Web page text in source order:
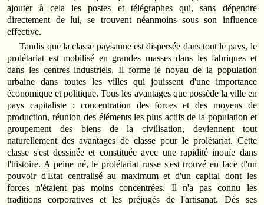
ajouter à cela les postes et télégraphes qui, sans dépendre
directement de lui, se trouvent néanmoins sous son influence
effective.
Tandis que la classe paysanne est dispersée dans tout le pays, le
prolétariat est mobilisé en grandes masses dans les fabriques et
dans les centres industriels. Il forme le noyau de la population
urbaine dans toutes les villes qui jouissent d'une importance
économique et politique. Tous les avantages que possède la ville en
pays capitaliste : concentration des forces et des moyens de
production, réunion des éléments les plus actifs de la population et
groupement des biens de la civilisation, deviennent tout
naturellement des avantages de classe pour le prolétariat. Cette
classe s'est dessinée et constituée avec une rapidité inouïe dans
l'histoire. A peine né, le prolétariat russe s'est trouvé en face d'un
pouvoir d'Etat centralisé au maximum et d'un capital dont les
forces n'étaient pas moins concentrées. Il n'a pas connu les
traditions corporatives et les préjugés de l'artisanat. Dès ses